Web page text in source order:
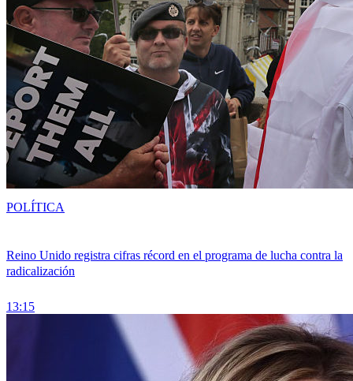
Reino Unido registra cifras récord en el programa de lucha contra la
radicalización
13:15
POLÍTICA